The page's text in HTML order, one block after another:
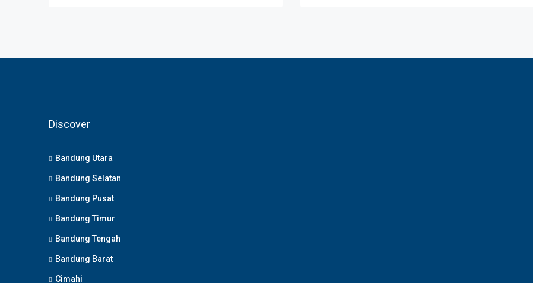
Discover
Bandung Utara
Bandung Selatan
Bandung Pusat
Bandung Timur
Bandung Tengah
Bandung Barat
Cimahi